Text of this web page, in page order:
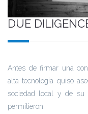
DUE
Antes de firmar una
alta tecnología quiso
sociedad local y de su
permitieron: